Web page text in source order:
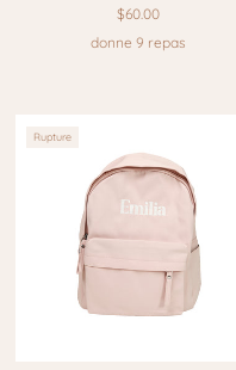
$60.00
donne 9 repas
Rupture